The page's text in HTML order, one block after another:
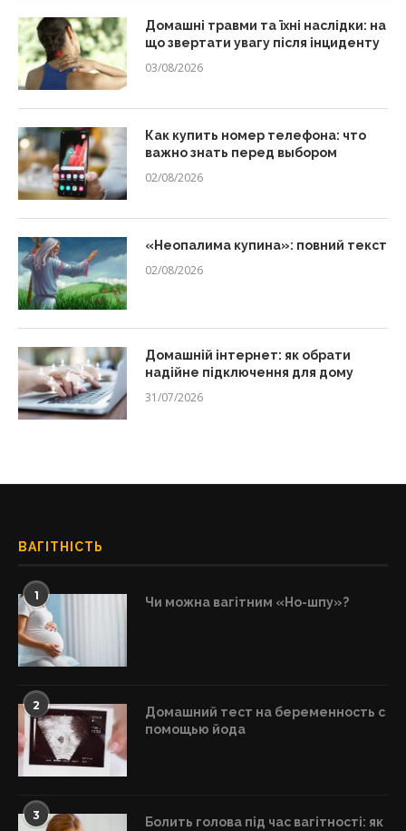
Домашні травми та їхні наслідки: на
що звертати увагу після інциденту
03/08/2026
Как купить номер телефона: что
важно знать перед выбором
02/08/2026
«Неопалима купина»: повний текст
02/08/2026
Домашній інтернет: як обрати
надійне підключення для дому
31/07/2026
ВАГІТНІСТЬ
1 Чи можна вагітним «Но-шпу»?
2
Домашний тест на беременность с
помощью йода
3
Болить голова під час вагітності: як